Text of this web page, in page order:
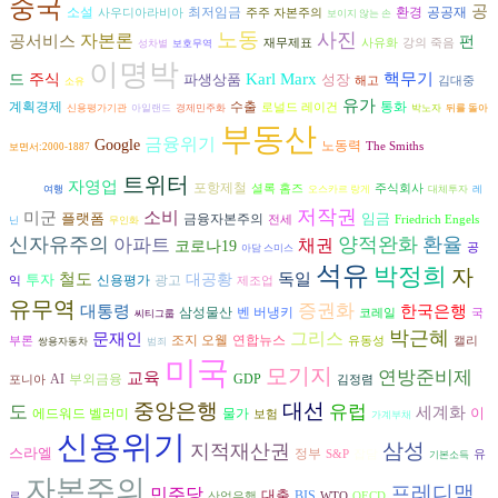
중국 소설 사우디아라비아 최저임금 주주 자본주의 보이지 않는 손 환경 공공재 공
공서비스 자본론 성차별 보호무역 노동 재무제표 사진 사유화 강의 죽음 펀
드 주식 소유 이명박 파생상품 Karl Marx 성장 해고 핵무기 김대중
계획경제 신용평가기관 아일랜드 경제민주화 수출 로널드 레이건 유가 통화 박노자 뒤를 돌아
보면서:2000-1887 Google 금융위기 부동산 노동력 The Smiths
여행 자영업 트위터 포항제철 셜록 홈즈 오스카르 랑게 주식회사 대체투자 레
닌 미군 플랫폼 무인화 소비 금융자본주의 전세 저작권 임금 Friedrich Engels
신자유주의 아파트 코로나19 아담 스미스 채권 양적완화 환율 공
익 투자 철도 신용평가 광고 대공황 제조업 독일 석유 박정희 자
유무역 대통령 씨티그룹 삼성물산 벤 버냉키 증권화 코레일 한국은행 국
부론 쌍용자동차 문재인 범죄 조지 오웰 연합뉴스 그리스 유동성 박근혜 캘리
포니아 AI 부외금융 교육 미국 GDP 모기지 김정렴
연방준비제
도 에드워드 벨러미 중앙은행 물가 보험 대선 유럽 가계부채 세계화 이
스라엘 신용위기 지적재산권 정부 S&P 삼성 기본소득 유
자본주의 민주당 프레디맥